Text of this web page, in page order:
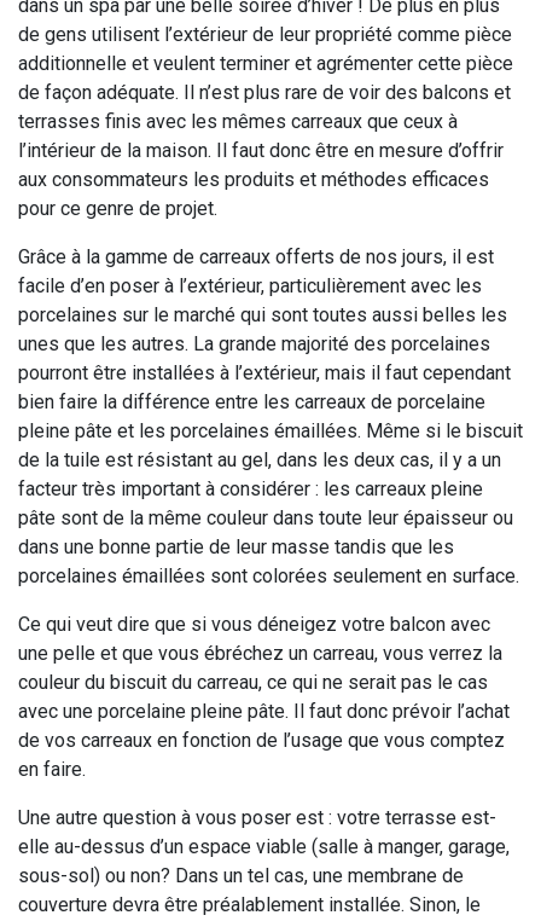
dans un spa par une belle soirée d’hiver ! De plus en plus
de gens utilisent l’extérieur de leur propriété comme pièce
additionnelle et veulent terminer et agrémenter cette pièce
de façon adéquate. Il n’est plus rare de voir des balcons et
terrasses finis avec les mêmes carreaux que ceux à
l’intérieur de la maison. Il faut donc être en mesure d’offrir
aux consommateurs les produits et méthodes efficaces
pour ce genre de projet.
Grâce à la gamme de carreaux offerts de nos jours, il est
facile d’en poser à l’extérieur, particulièrement avec les
porcelaines sur le marché qui sont toutes aussi belles les
unes que les autres. La grande majorité des porcelaines
pourront être installées à l’extérieur, mais il faut cependant
bien faire la différence entre les carreaux de porcelaine
pleine pâte et les porcelaines émaillées. Même si le biscuit
de la tuile est résistant au gel, dans les deux cas, il y a un
facteur très important à considérer : les carreaux pleine
pâte sont de la même couleur dans toute leur épaisseur ou
dans une bonne partie de leur masse tandis que les
porcelaines émaillées sont colorées seulement en surface.
Ce qui veut dire que si vous déneigez votre balcon avec
une pelle et que vous ébréchez un carreau, vous verrez la
couleur du biscuit du carreau, ce qui ne serait pas le cas
avec une porcelaine pleine pâte. Il faut donc prévoir l’achat
de vos carreaux en fonction de l’usage que vous comptez
en faire.
Une autre question à vous poser est : votre terrasse est-
elle au-dessus d’un espace viable (salle à manger, garage,
sous-sol) ou non? Dans un tel cas, une membrane de
couverture devra être préalablement installée. Sinon, le